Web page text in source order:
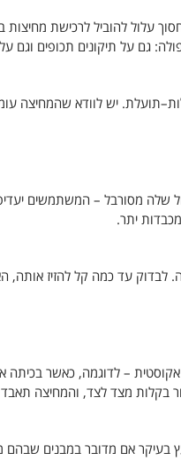
עלול להוביל לרכישת מחיצות
גם על תיקונים תכופים
יש לוודא שהמחיצה
שלה מסורבל – המשתמשים
יתר.
לבדוק עד כמה קל להזיז
– לדוגמה, כאשר
בקלות מצד לצד, והמחיצה
אם מדובר במבנים שבהם